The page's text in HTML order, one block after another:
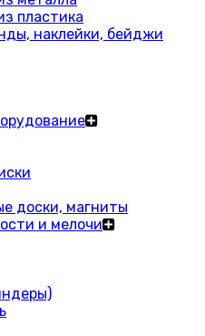
пластика
наклейки, бейджи
доски, магниты
и мелочи